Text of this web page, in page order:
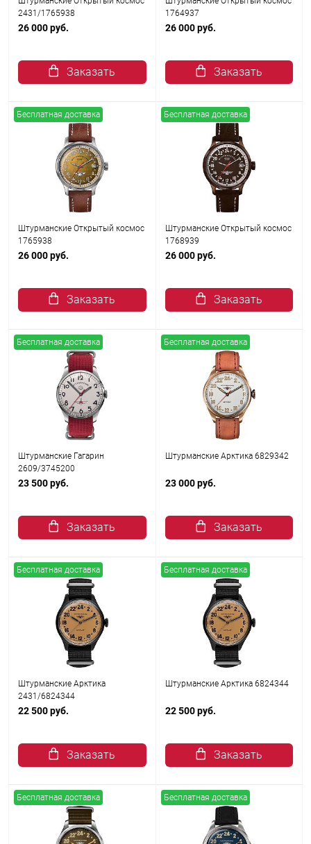
2431/1765938
26 000 руб.
Заказать
1764937
26 000 руб.
Заказать
Бесплатная доставка
Штурманские Открытый космос
1765938
26 000 руб.
Заказать
Бесплатная доставка
Штурманские Открытый космос
1768939
26 000 руб.
Заказать
Бесплатная доставка
Штурманские Гагарин
2609/3745200
23 500 руб.
Заказать
Бесплатная доставка
Штурманские Арктика 6829342
23 000 руб.
Заказать
Бесплатная доставка
Штурманские Арктика
2431/6824344
22 500 руб.
Заказать
Бесплатная доставка
Штурманские Арктика 6824344
22 500 руб.
Заказать
Бесплатная доставка Бесплатная доставка